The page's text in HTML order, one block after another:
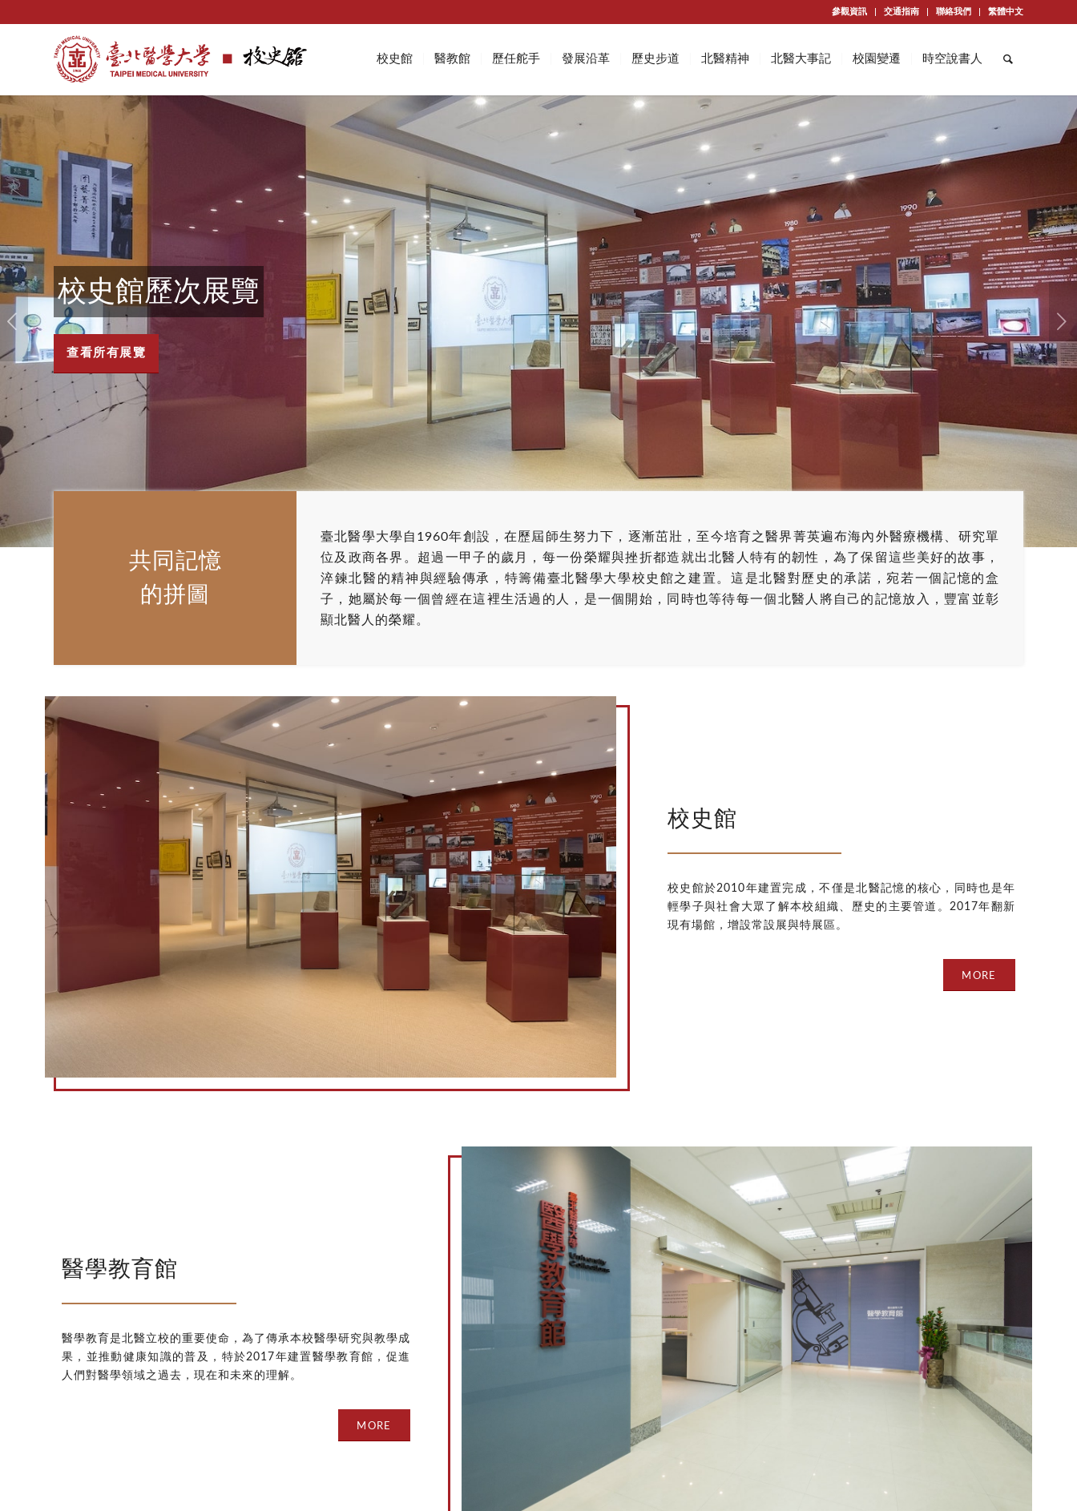
參觀資訊 交通指南 聯絡我們 繁體中文
校史館 醫教館 歷任舵手 發展沿革 歷史步道 北醫精神 北醫大事記 校園變遷 時空說書人
校史館歷次展覽
查看所有展覽
下一頁
1 2 4 5
共同記憶
的拼圖
臺北醫學大學自1960年創設，在歷屆師生努力下，逐漸茁壯，至今培育之醫界菁英遍布海內外醫療機構、研究單
位及政商各界。超過一甲子的歲月，每一份榮耀與挫折都造就出北醫人特有的韌性，為了保留這些美好的故事，
淬鍊北醫的精神與經驗傳承，特籌備臺北醫學大學校史館之建置。這是北醫對歷史的承諾，宛若一個記憶的盒
子，她屬於每一個曾經在這裡生活過的人，是一個開始，同時也等待每一個北醫人將自己的記憶放入，豐富並彰
顯北醫人的榮耀。
校史館
校史館於2010年建置完成，不僅是北醫記憶的核心，同時也是年
輕學子與社會大眾了解本校組織、歷史的主要管道。2017年翻新
現有場館，增設常設展與特展區。
MORE
醫學教育館
醫學教育是北醫立校的重要使命，為了傳承本校醫學研究與教學成
果，並推動健康知識的普及，特於2017年建置醫學教育館，促進
人們對醫學領域之過去，現在和未來的理解。
MORE